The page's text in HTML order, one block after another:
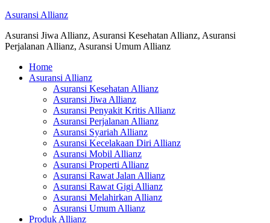
Asuransi Allianz
Asuransi Jiwa Allianz, Asuransi Kesehatan Allianz, Asuransi
Perjalanan Allianz, Asuransi Umum Allianz
Home
Asuransi Allianz
Asuransi Kesehatan Allianz
Asuransi Jiwa Allianz
Asuransi Penyakit Kritis Allianz
Asuransi Perjalanan Allianz
Asuransi Syariah Allianz
Asuransi Kecelakaan Diri Allianz
Asuransi Mobil Allianz
Asuransi Properti Allianz
Asuransi Rawat Jalan Allianz
Asuransi Rawat Gigi Allianz
Asuransi Melahirkan Allianz
Asuransi Umum Allianz
Produk Allianz